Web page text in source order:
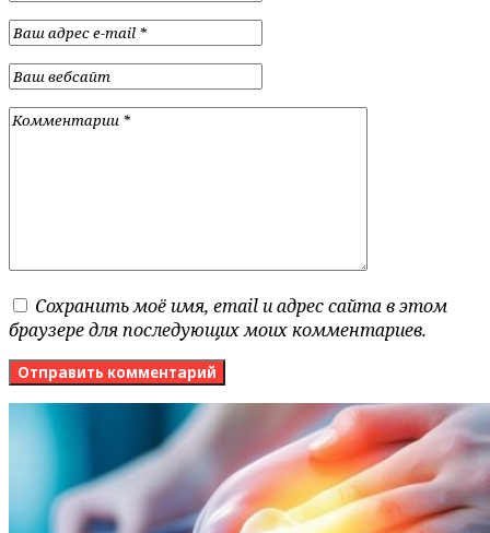
Сохранить моё имя, email и адрес сайта в этом
браузере для последующих моих комментариев.